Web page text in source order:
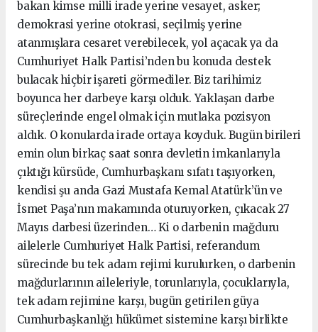
bakan kimse milli irade yerine vesayet, asker;
demokrasi yerine otokrasi, seçilmiş yerine
atanmışlara cesaret verebilecek, yol açacak ya da
Cumhuriyet Halk Partisi’nden bu konuda destek
bulacak hiçbir işareti görmediler. Biz tarihimiz
boyunca her darbeye karşı olduk. Yaklaşan darbe
süreçlerinde engel olmak için mutlaka pozisyon
aldık. O konularda irade ortaya koyduk. Bugün birileri
emin olun birkaç saat sonra devletin imkanlarıyla
çıktığı kürsüde, Cumhurbaşkanı sıfatı taşıyorken,
kendisi şu anda Gazi Mustafa Kemal Atatürk’ün ve
İsmet Paşa’nın makamında oturuyorken, çıkacak 27
Mayıs darbesi üzerinden… Ki o darbenin mağduru
ailelerle Cumhuriyet Halk Partisi, referandum
sürecinde bu tek adam rejimi kurulurken, o darbenin
mağdurlarının aileleriyle, torunlarıyla, çocuklarıyla,
tek adam rejimine karşı, bugün getirilen güya
Cumhurbaşkanlığı hükümet sistemine karşı birlikte